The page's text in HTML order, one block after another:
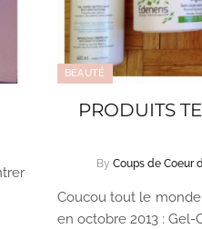
BEAUTÉ
PRODUITS
By Coups de Coeur
Coucou tout le monde
en octobre 2013 : Gel-